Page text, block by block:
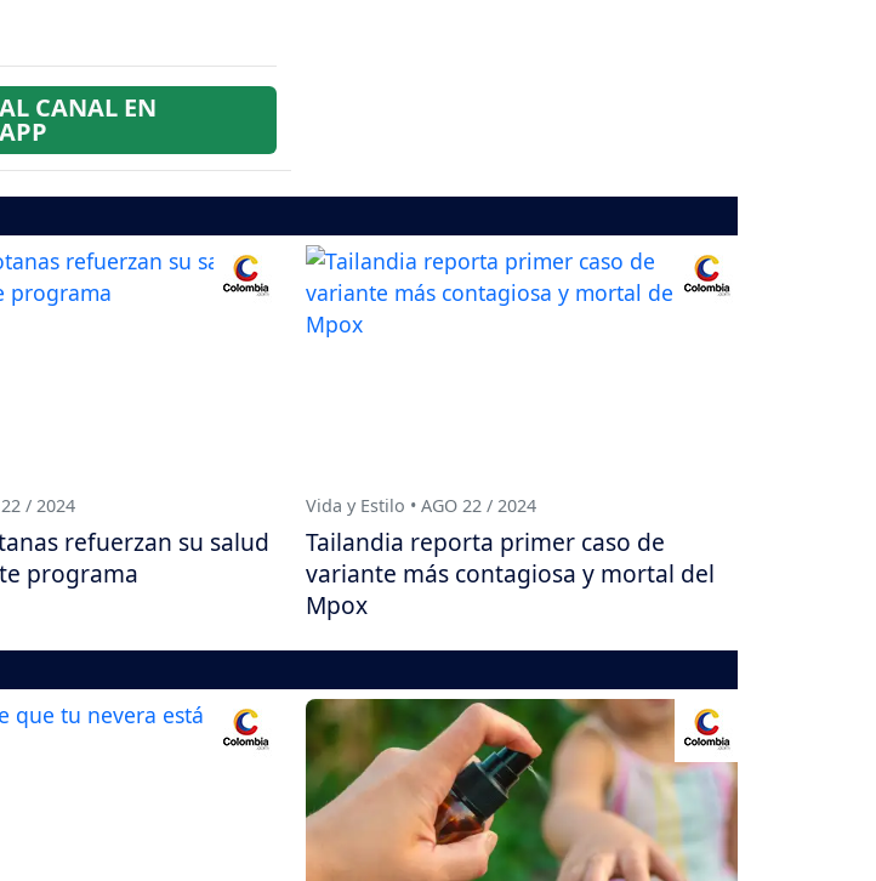
CANAL EN
/ 2024
refuerzan su salud
programa
Vida y Estilo • AGO 22 / 2024
Tailandia reporta primer caso de
variante más contagiosa y mortal del
Mpox